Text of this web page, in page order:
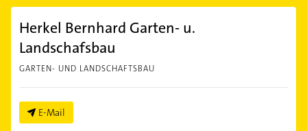
Herkel Bernhard Garten- u.
Landschafsbau
GARTEN- UND LANDSCHAFTSBAU
E-Mail